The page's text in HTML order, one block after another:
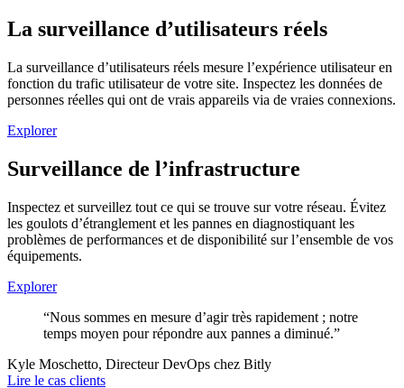
La surveillance d’utilisateurs réels
La surveillance d’utilisateurs réels mesure l’expérience utilisateur en
fonction du trafic utilisateur de votre site. Inspectez les données de
personnes réelles qui ont de vrais appareils via de vraies connexions.
Explorer
Surveillance de l’infrastructure
Inspectez et surveillez tout ce qui se trouve sur votre réseau. Évitez
les goulots d’étranglement et les pannes en diagnostiquant les
problèmes de performances et de disponibilité sur l’ensemble de vos
équipements.
Explorer
“Nous sommes en mesure d’agir très rapidement ; notre
temps moyen pour répondre aux pannes a diminué.”
Kyle Moschetto, Directeur DevOps chez Bitly
Lire le cas clients